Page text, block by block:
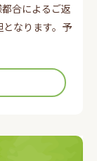
合によるご返
なります。予